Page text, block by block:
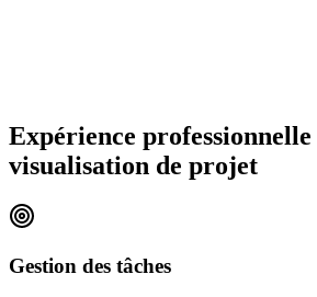
Expérience professionnelle
visualisation de projet
Gestion des tâches